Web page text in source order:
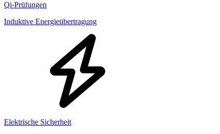
Qi-Prüfungen
Induktive Energieübertragung
Elektrische Sicherheit